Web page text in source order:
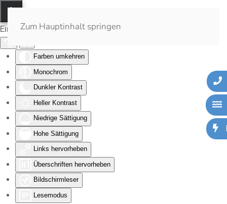
Eingabehilfen öffnen
Farben umkehren
Monochrom
Dunkler Kontrast
Heller Kontrast
Niedrige Sättigung
Hohe Sättigung
Links hervorheben
Überschriften hervorheben
Bildschirmleser
Lesemodus
Zum Hauptinhalt springen